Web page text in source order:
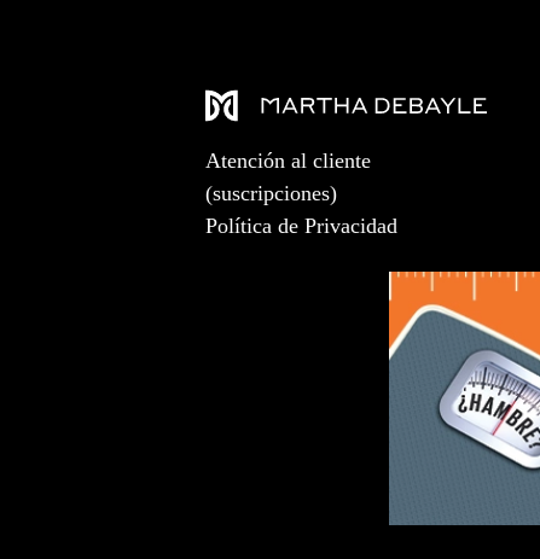
Atención al cliente
(suscripciones)
Política de Privacidad